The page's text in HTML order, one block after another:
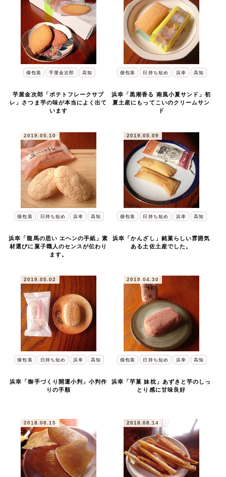
個包装 芋屋金次郎 高知
芋屋金次郎「ポテトフレークサブ
レ」さつま芋の味が本当によく出て
います
個包装 日持ち短め 浜幸 高知
浜幸「黒潮香る 南風小夏サンド」初
夏土産にもってこいのクリームサン
ド
2019.05.10
個包装 日持ち短め 浜幸 高知
浜幸「龍馬の思い エヘンの手紙」素
材選びに菓子職人のセンスが伝わり
ます。
2019.05.09
個包装 日持ち短め 浜幸 高知
浜幸「かんざし」銘菓らしい雰囲気
ある土佐土産でした。
2019.05.02
個包装 日持ち短め 浜幸 高知
浜幸「御手づくり開運小判」小判作
りの手順
2019.04.30
個包装 日持ち短め 浜幸 高知
浜幸「芋菓 妹枕」あずきと芋のしっ
とり感に甘味良好
2018.08.15 2018.08.14